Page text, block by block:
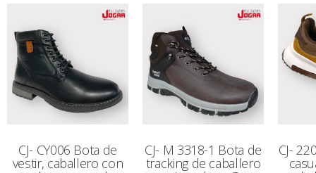
CJ- CY006 Bota de
vestir, caballero con
CJ- M 3318-1 Bota de
tracking de caballero
CJ-